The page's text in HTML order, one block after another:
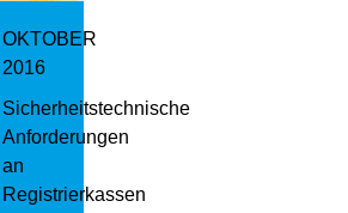
OKTOBER
2016
Sicherheitstechnische
Anforderungen
an
Registrierkassen